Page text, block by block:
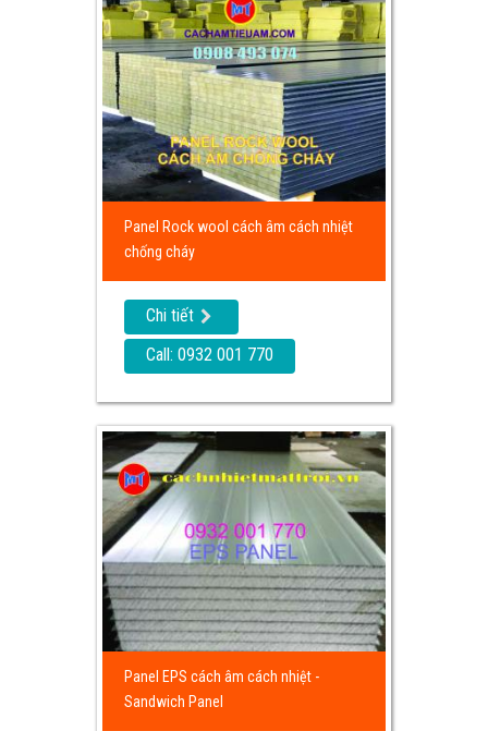
Panel Rock wool cách âm cách nhiệt
chống cháy
Chi tiết
Call: 0932 001 770
Panel EPS cách âm cách nhiệt -
Sandwich Panel